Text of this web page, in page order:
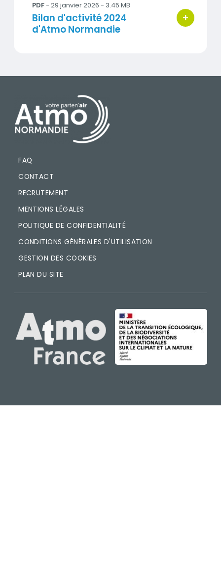
PDF- 29 janvier 2026 - 3.45 MB
Titre
Bilan d'activité 2024
d'Atmo Normandie
+
bouton
PIED DE PAGE
FAQ
CONTACT
RECRUTEMENT
MENTIONS LÉGALES
POLITIQUE DE CONFIDENTIALITÉ
CONDITIONS GÉNÉRALES D'UTILISATION
GESTION DES COOKIES
PLAN DU SITE
IMAGE IMAGE